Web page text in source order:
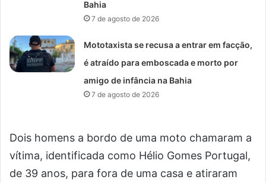
Bahia
7 de agosto de 2026
Mototaxista se recusa a entrar em facção,
é atraído para emboscada e morto por
amigo de infância na Bahia
7 de agosto de 2026
Dois homens a bordo de uma moto chamaram a
vítima, identificada como Hélio Gomes Portugal,
de 39 anos, para fora de uma casa e atiraram